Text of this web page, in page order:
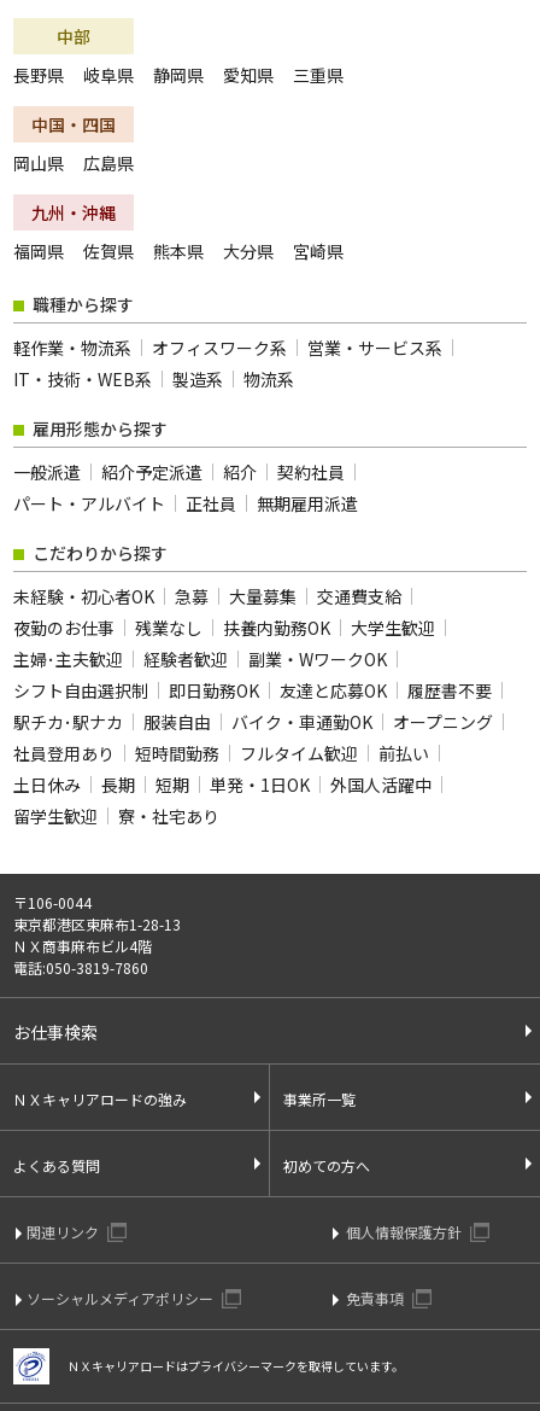
中部
長野県
岐阜県 静岡県 愛知県 三重県
中国・四国
岡山県
広島県
九州・沖縄
福岡県
佐賀県 熊本県 大分県 宮崎県
職種から探す
軽作業・物流系
オフィスワーク系
営業・サービス系
IT・技術・WEB系
製造系 物流系
雇用形態から探す
一般派遣
紹介予定派遣 紹介
契約社員
パート・アルバイト
正社員 無期雇用派遣
こだわりから探す
未経験・初心者OK
急募 大量募集
交通費支給
夜勤のお仕事
残業なし 扶養内勤務OK
大学生歓迎
主婦･主夫歓迎
経験者歓迎
副業・WワークOK
シフト自由選択制
即日勤務OK 友達と応募OK
履歴書不要
駅チカ･駅ナカ
服装自由 バイク・車通勤OK
オープニング
社員登用あり
短時間勤務 フルタイム歓迎
前払い
土日休み
長期 短期 単発・1日OK
外国人活躍中
留学生歓迎
寮・社宅あり
〒106-0044
東京都港区東麻布1-28-13
ＮＸ商事麻布ビル4階
電話:050-3819-7860
お仕事検索
ＮＸキャリアロードの強み 事業所一覧
よくある質問 初めての方へ
関連リンク 個人情報保護方針
ソーシャルメディアポリシー 免責事項
ＮＸキャリアロードはプライバシーマークを取得しています。